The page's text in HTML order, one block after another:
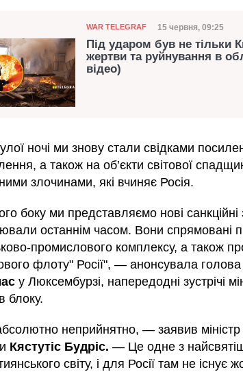
Категорія
WAR TELEGRAF Дата публікації
15 червня, 09:25
Під ударом був не тільки
жертви та руйнування в
відео)
ночі ми знову стали свідками
а також на об’єкти світової
злочинами, які вчиняє Росія.
боку ми представляємо нові
останнім часом. Вони спрямовані
промислового комплексу, а також
флоту" Росії", — анонсувала
у Люксембурзі, напередодні зустрічі
блоку.
неприйнятно, — заявив
Кястутіс Будріс. — Це одне з
світу, і для Росії там не існує